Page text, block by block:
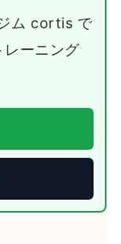
ム cortis で
レーニング